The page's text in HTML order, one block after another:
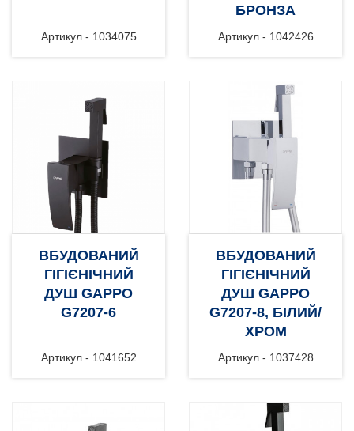
Артикул - 1034075
БРОНЗА
Артикул - 1042426
ВБУДОВАНИЙ
ГІГІЄНІЧНИЙ
ДУШ GAPPO
G7207-6
Артикул - 1041652
ВБУДОВАНИЙ
ГІГІЄНІЧНИЙ
ДУШ GAPPO
G7207-8, БІЛИЙ/
ХРОМ
Артикул - 1037428